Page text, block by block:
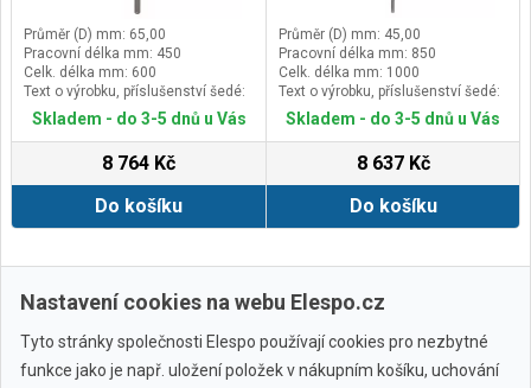
Průměr (D) mm: 65,00
Pracovní délka mm: 450
Celk. délka mm: 600
Text o výrobku, příslušenství šedé:
Balení 1 ks
Skladem - do 3-5 dnů u Vás
8 764 Kč
Do košíku
Průměr (D) mm: 45,00
Pracovní délka mm: 850
Celk. délka mm: 1000
Text o výrobku, příslušenství šedé:
Balení 1 ks
Skladem - do 3-5 dnů u Vás
8 637 Kč
Do košíku
Zobrazit další
Nastavení cookies na webu Elespo.cz
Tyto stránky společnosti Elespo používají cookies pro nezbytné
funkce jako je např. uložení položek v nákupním košíku, uchování